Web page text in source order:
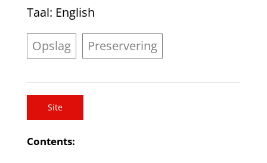
Taal: English
Opslag Preservering
Site
Contents: